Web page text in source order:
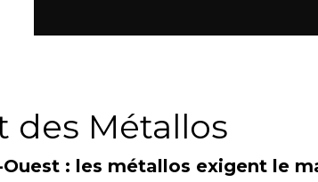
des Métallos
: les métallos exigent le